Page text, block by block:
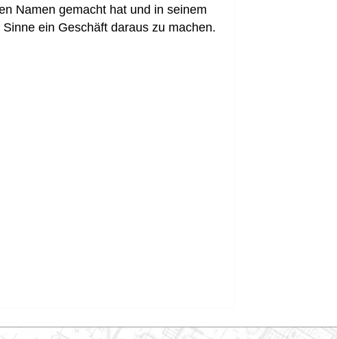
Namen gemacht hat und in seinem
ein Geschäft daraus zu machen.